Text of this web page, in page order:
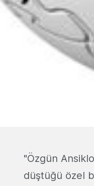
"Özgün
düştüğü özel